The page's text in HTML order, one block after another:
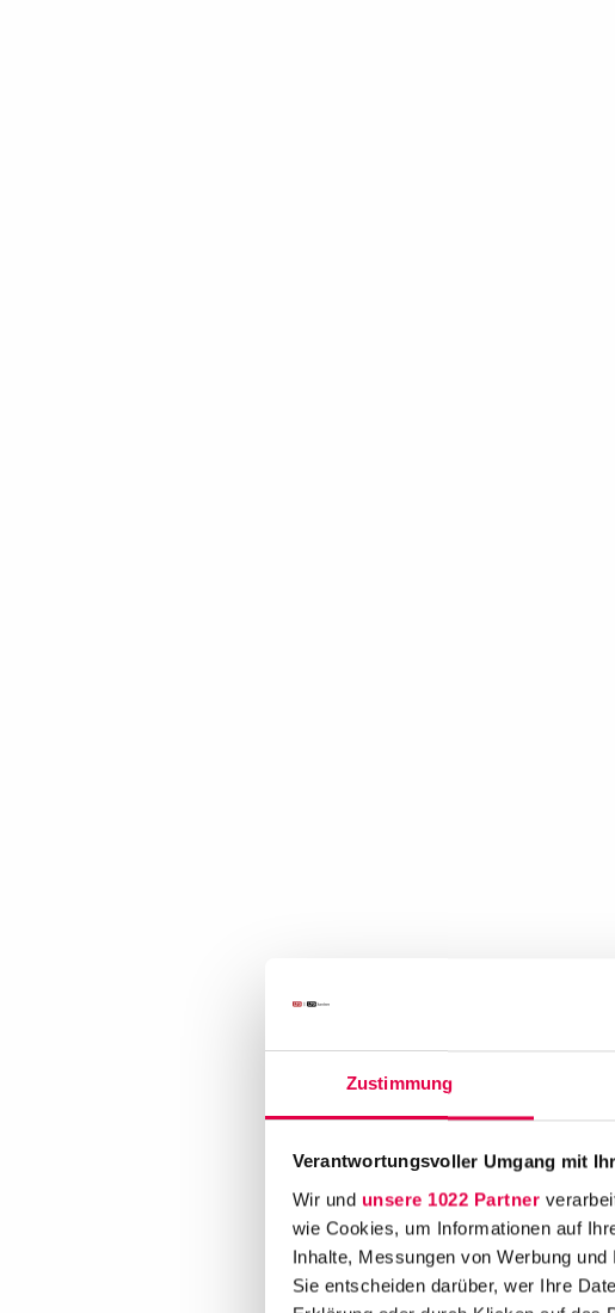
Zustimmung
Verantwortungsvoller Umgang mit
Wir und unsere 1022 Partner
wie Cookies, um Informationen auf
Inhalte, Messungen von Werbung
Sie entscheiden darüber, wer Ihre